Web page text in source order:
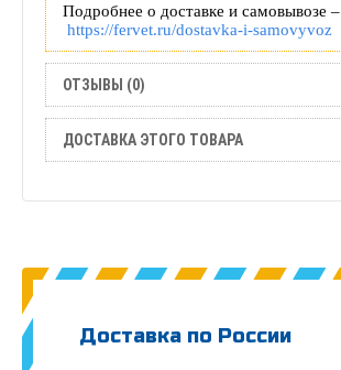
Подробнее о доставке и самовывозе –
https://fervet.ru/dostavka-i-samovyvoz
ОТЗЫВЫ (0)
ДОСТАВКА ЭТОГО ТОВАРА
Доставка по России